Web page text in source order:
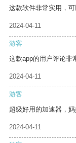
这款软件非常实用，可
2024-04-11
游客
这款app的用户评论非
2024-04-11
游客
超级好用的加速器，
2024-04-11